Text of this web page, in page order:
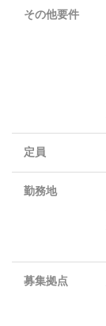
その他要件
定員
勤務地
募集拠点